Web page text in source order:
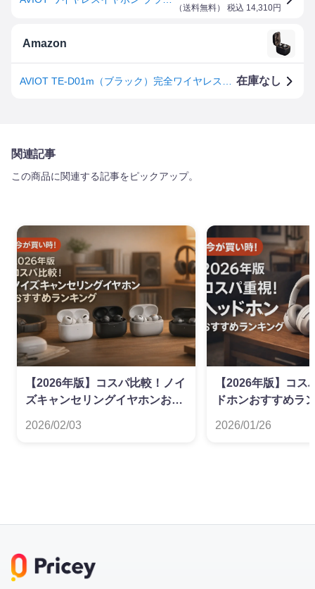
（送料無料） 税込 14,310円
Amazon
在庫なし
関連記事
この商品に関連する記事をピックアップ。
【2026年版】コスパ比較！ノイ
ズキャンセリングイヤホンおす
2026/02/03
【2026年版】コス
ドホンおすすめラ
2026/01/26